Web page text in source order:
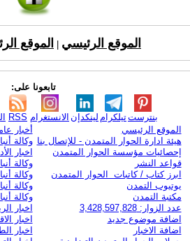
الموقع الرئيسي الموقع
تابعونا على:
RSS الانستغرام لينكدإن تيلكرامبنترست
الموقع الرئيسي
هيئة ادارة الحوار المتمدن - للإتصال بنا
إحصائيات مؤسسة الحوار المتمدن
قواعد النشر
ابرز كتاب / كاتبات الحوار المتمدن
يوتيوب التمدن
مكتبة التمدن
عدد الزوار: 3,428,597,828
اضافة موضوع جديد
اضافة الاخبار
أخبار
وكالة
اخبار
وكالة
وكالة
وكالة
وكالة
اخبار
اخبار
اخبار